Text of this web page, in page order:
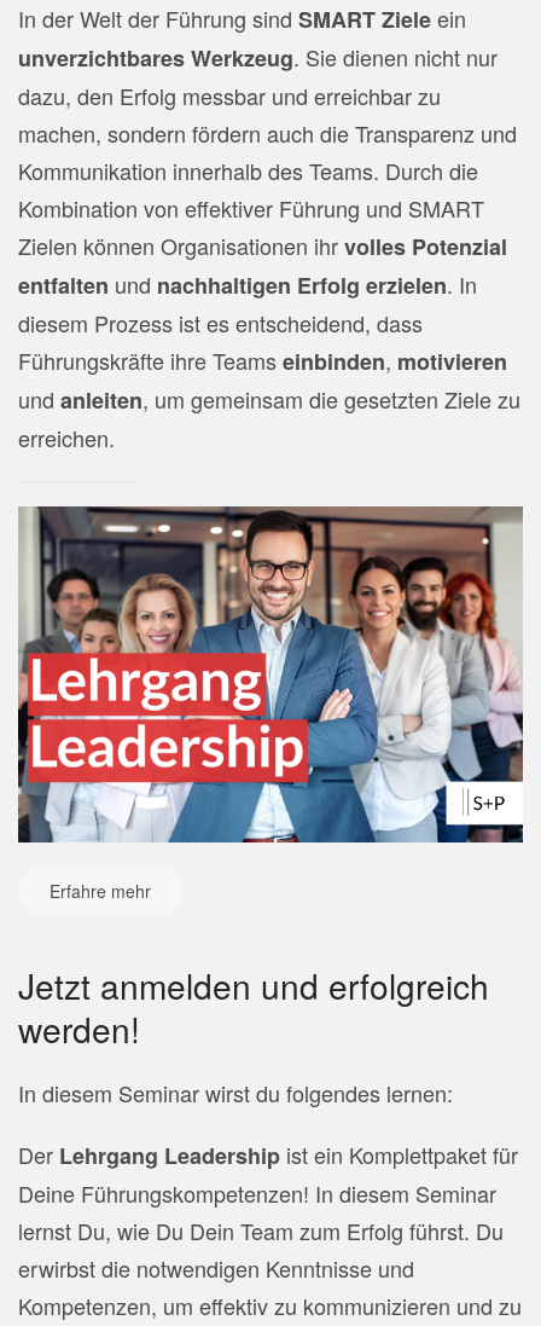
In der Welt der Führung sind SMART Zieleein
unverzichtbares Werkzeug. Sie dienen nicht nur
dazu, den Erfolg messbar und erreichbar zu
machen, sondern fördern auch die Transparenz und
Kommunikation innerhalb des Teams. Durch die
Kombination von effektiver Führung und SMART
Zielen können Organisationen ihrvolles Potenzial
entfalten und nachhaltigen Erfolg erzielen. In
diesem Prozess ist es entscheidend, dass
Führungskräfte ihre Teamseinbinden, motivieren
und anleiten, um gemeinsam die gesetzten Ziele zu
erreichen.
Erfahre mehr
Jetzt anmelden und erfolgreich
werden!
In diesem Seminar wirst du folgendes lernen:
Der Lehrgang Leadership ist ein Komplettpaket für
Deine Führungskompetenzen! In diesem Seminar
lernst Du, wie Du Dein Team zum Erfolg führst. Du
erwirbst die notwendigen Kenntnisse und
Kompetenzen, um effektiv zu kommunizieren und zu